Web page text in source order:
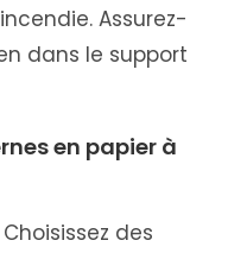
Assurez-
dans le support
en papier à
des